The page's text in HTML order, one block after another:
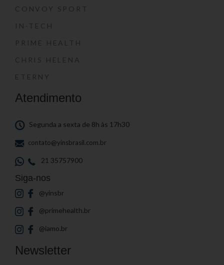
CONVOY SPORT
IN-TECH
PRIME HEALTH
CHRIS HELENA
ETERNY
Atendimento
Segunda a sexta de 8h às 17h30
contato@yinsbrasil.com.br
21 35757900
Siga-nos
@yinsbr
@primehealth.br
@iamo.br
Newsletter